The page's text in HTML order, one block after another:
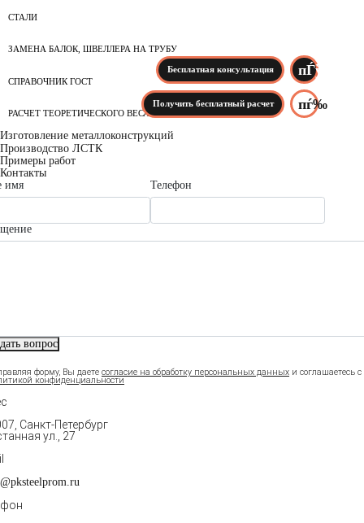
СТАЛИ
ЗАМЕНА БАЛОК, ШВЕЛЛЕРА НА ТРУБУ
СПРАВОЧНИК ГОСТ
РАСЧЕТ ТЕОРЕТИЧЕСКОГО ВЕСА
Бесплатная консультация
Получить бесплатный расчет
Изготовление металлоконструкций
Производство ЛСТК
Примеры работ
Контакты
имя
Телефон
вопрос
форму, Вы даете согласие на обработку персональных данных и соглашаетесь c
конфиденциальности
Санкт-Петербург
ул., 27